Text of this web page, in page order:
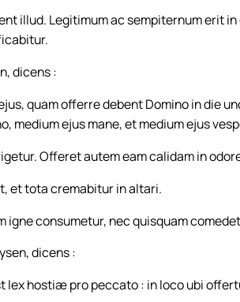
illud. Legitimum ac sempiternum erit
dicens :
quam offerre debent Domino in die
ejus mane, et medium ejus
Offeret autem eam calidam in
et tota cremabitur in altari.
consumetur, nec quisquam
dicens :
lex hostiæ pro peccato : in loco ubi